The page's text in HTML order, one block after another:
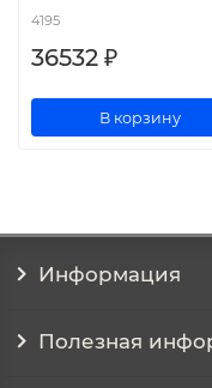
4195
36532 ₽
В корзину
Информация
Полезная